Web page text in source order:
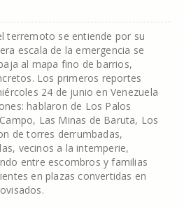
terremoto se entiende por su
escala de la emergencia se
al mapa fino de barrios,
Los primeros reportes
24 de junio en Venezuela
hablaron de Los Palos
Las Minas de Baruta, Los
de torres derrumbadas,
vecinos a la intemperie,
entre escombros y familias
en plazas convertidas en